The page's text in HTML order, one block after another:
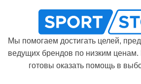
Мы помогаем достигать целей,
ведущих брендов по низким
готовы оказать помощь в